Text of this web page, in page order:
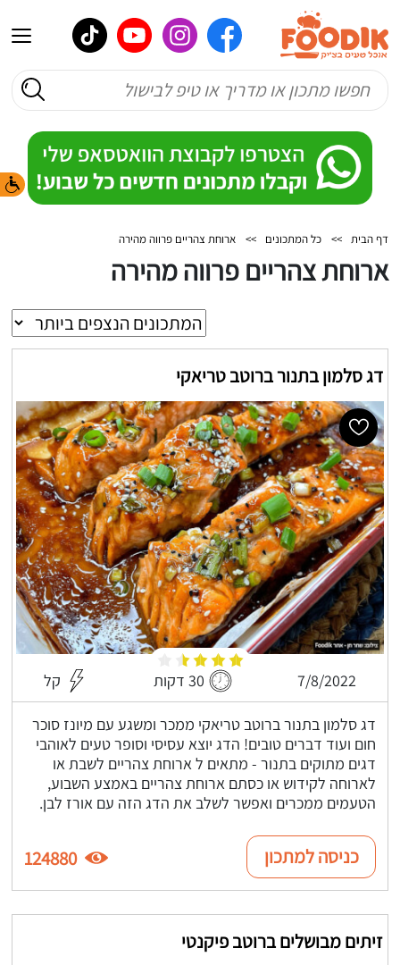
דף הבית >> כל המתכונים >> ארוחת צהריים פרווה מהירה
ארוחת צהריים פרווה מהירה
דג סלמון בתנור ברוטב טריאקי
7/8/2022 30 דקות קל
דג סלמון בתנור ברוטב טריאקי ממכר ומשגע עם מיונז סוכר
חום ועוד דברים טובים! הדג יוצא עסיסי וסופר טעים לאוהבי
דגים מתוקים בתנור - מתאים ל ארוחת צהריים לשבת או
לארוחה לקידוש או כסתם ארוחת צהריים באמצע השבוע,
הטעמים ממכרים ואפשר לשלב את הדג הזה עם אורז לבן.
כניסה למתכון 124880
זיתים מבושלים ברוטב פיקנטי